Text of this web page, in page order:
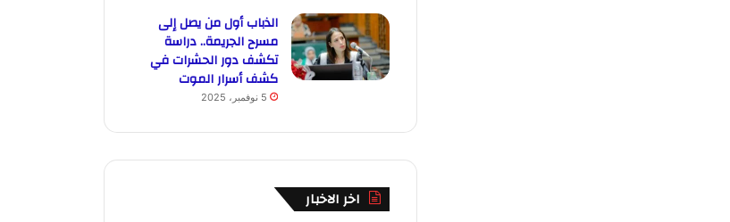
الذباب أول من يصل إلى
مسرح الجريمة.. دراسة
تكشف دور الحشرات في
كشف أسرار الموت
5 نوفمبر، 2025
اخر الاخبار